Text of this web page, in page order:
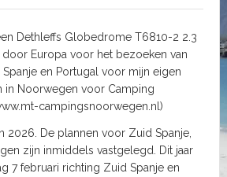
Dethleffs Globedrome T6810-2 2.3
door Europa voor het bezoeken van
en Portugal voor mijn eigen
in Noorwegen voor Camping
campingsnoorwegen.nl)
2026. De plannen voor Zuid Spanje,
zijn inmiddels vastgelegd. Dit jaar
7 februari richting Zuid Spanje en